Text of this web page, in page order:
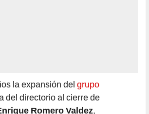
la expansión del grupo
del directorio al cierre de
Romero Valdez,